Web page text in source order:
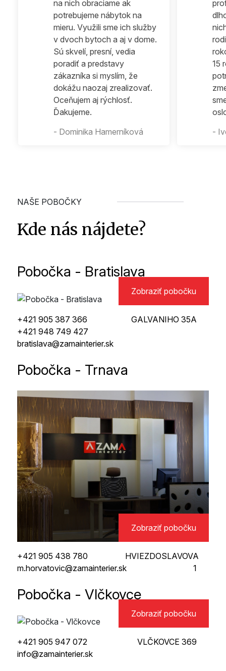
na nich obraciame ak
potrebujeme nábytok na
mieru. Využili sme ich služby
v dvoch bytoch a aj v dome.
Sú skvelí, presní, vedia
poradiť a predstavy
zákazníka si myslím, že
dokážu naozaj zrealizovať.
Oceňujem aj rýchlosť.
Ďakujeme.
- Dominika Hamerníková
15
-
NAŠE POBOČKY
Kde nás nájdete?
Pobočka - Bratislava
Zobraziť pobočku
+421 905 387 366
+421 948 749 427
bratislava@zamainterier.sk
GALVANIHO 35A
Pobočka - Trnava
Zobraziť pobočku
+421 905 438 780
m.horvatovic@zamainterier.sk
HVIEZDOSLAVOVA
1
Pobočka - Vlčkovce
Zobraziť pobočku
+421 905 947 072
info@zamainterier.sk
VLČKOVCE 369